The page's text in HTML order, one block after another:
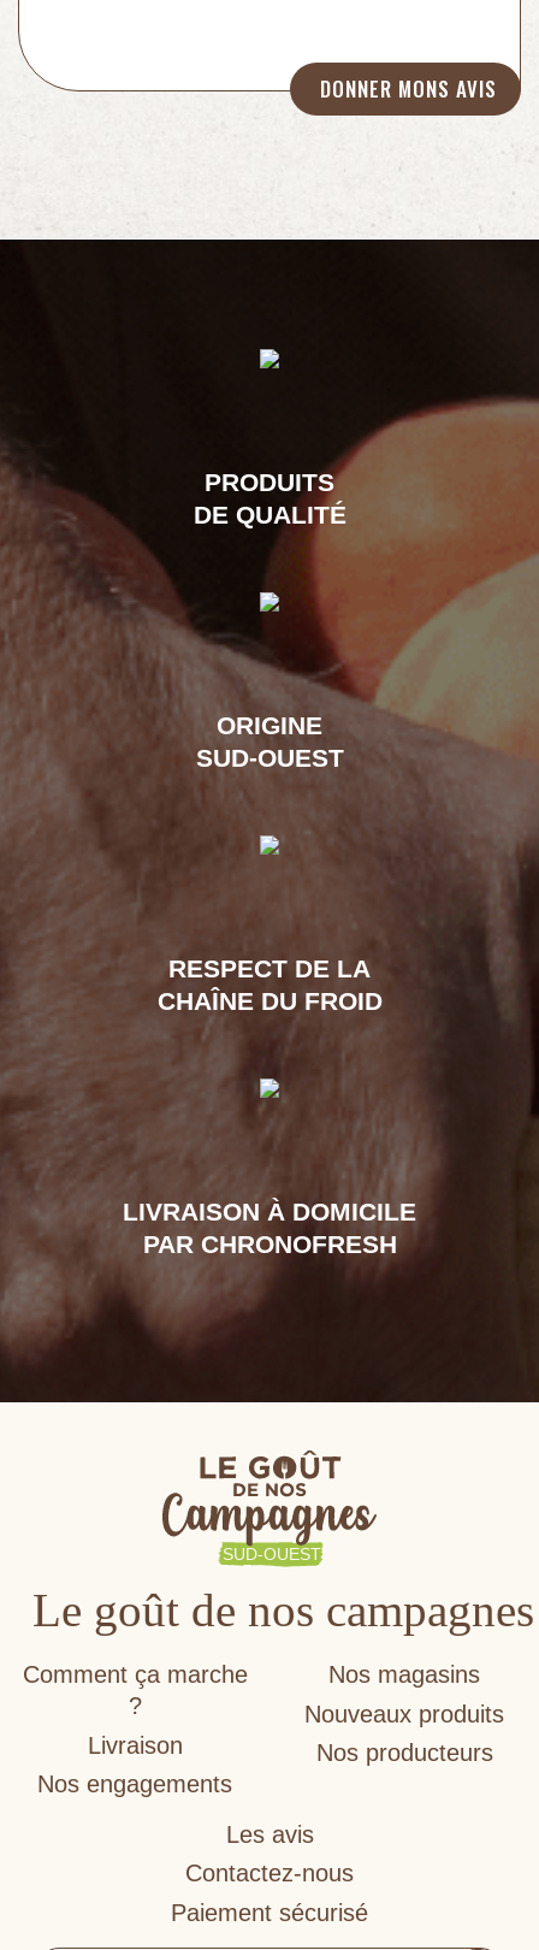
PRODUITS
DE QUALITÉ
ORIGINE
SUD-OUEST
RESPECT DE LA
CHAÎNE DU FROID
LIVRAISON À DOMICILE
PAR CHRONOFRESH
Le goût de nos campagnes
Comment ça marche
?
Livraison
Nos engagements
Nos magasins
Nouveaux produits
Nos producteurs
Les avis
Contactez-nous
Paiement sécurisé